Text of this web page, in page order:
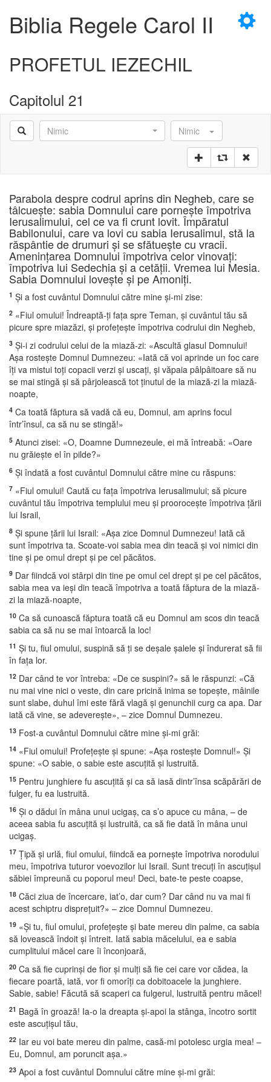
×
Biblia Regele Carol II
PROFETUL IEZECHIL
Capitolul 21
Nimic Nimic
Parabola despre codrul aprins din Negheb, care se
tâlcueşte: sabia Domnului care porneşte împotriva
Ierusalimului, cel ce va fi crunt lovit. Împăratul
Babilonului, care va lovi cu sabia Ierusalimul, stă la
răspântie de drumuri şi se sfătueşte cu vracii.
Ameninţarea Domnului împotriva celor vinovaţi:
împotriva lui Sedechia şi a cetăţii. Vremea lui Mesia.
Sabia Domnului loveşte şi pe Amoniţi.
1 Şi a fost cuvântul Domnului către mine şi-mi zise:
2 «Fiul omului! Îndreaptă-ţi faţa spre Teman, şi cuvântul tău să
picure spre miazăzi, şi profeţeşte împotriva codrului din Negheb,
3 Şi-i zi codrului celui de la miază-zi: «Ascultă glasul Domnului!
Aşa rosteşte Domnul Dumnezeu: «Iată că voi aprinde un foc care
îţi va mistui toţi copacii verzi şi uscaţi, şi văpaia pâlpâitoare să nu
se mai stingă şi să pârjolească tot ţinutul de la miază-zi la miază-
noapte,
4 Ca toată făptura să vadă că eu, Domnul, am aprins focul
într’însul, ca să nu se stingă!»
5 Atunci zisei: «O, Doamne Dumnezeule, ei mă întreabă: «Oare
nu grăieşte el în pilde?»
6 Şi îndată a fost cuvântul Domnului către mine cu răspuns:
7 «Fiul omului! Caută cu faţa împotriva Ierusalimului; să picure
cuvântul tău împotriva templului meu şi prooroceşte împotriva ţării
lui Israil,
8 Şi spune ţării lui Israil: «Aşa zice Domnul Dumnezeu! Iată că
sunt împotriva ta. Scoate-voi sabia mea din teacă şi voi nimici din
tine şi pe omul drept şi pe cel păcătos.
9 Dar fiindcă voi stârpi din tine pe omul cel drept şi pe cel păcătos,
sabia mea va ieşi din teacă împotriva a toată făptura de la miază-
zi la miază-noapte,
10 Ca să cunoască făptura toată că eu Domnul am scos din teacă
sabia ca să nu se mai întoarcă la loc!
11 Şi tu, fiul omului, suspină să ţi se deşale şalele şi îndurerat să fii
în faţa lor.
12 Dar când te vor întreba: «De ce suspini?» să le răspunzi: «Că
nu mai vine nici o veste, din care pricină inima se topeşte, mâinile
sunt slabe, duhul îmi este fără vlagă şi genunchii curg ca apa. Dar
iată că vine, se adevereşte», – zice Domnul Dumnezeu.
13 Fost-a cuvântul Domnului către mine şi-mi grăi:
14 «Fiul omului! Profeţeşte şi spune: «Aşa rosteşte Domnul!» Şi
spune: «O sabie, o sabie este ascuţită şi lustruită.
15 Pentru junghiere fu ascuţită şi ca să iasă dintr’însa scăpărări de
fulger, fu ea lustruită.
16 Şi o dădui în mâna unui ucigaş, ca s’o apuce cu mâna, – de
aceea sabia fu ascuţită şi lustruită, ca să fie dată în mâna unui
ucigaş.
17 Ţipă şi urlă, fiul omului, fiindcă ea porneşte împotriva norodului
meu, împotriva tuturor voevozilor lui Israil. Sunt trecuţi în ascuţişul
săbiei împreună cu poporul meu! Deci, bate-te peste coapse,
18 Căci ziua de încercare, iat’o, dar cum? Dar când nu va mai fi
acest schiptru dispreţuit?» – zice Domnul Dumnezeu.
19 «Şi tu, fiul omului, profeţeşte şi bate mereu din palme, ca sabia
să lovească îndoit şi întreit. Iată sabia măcelului, ea e sabia
cumplitului măcel care îi înconjoară,
20 Ca să fie cuprinşi de fior şi mulţi să fie cei care vor cădea, la
fiecare poartă, iată, vor fi omorîţi ca dobitoacele la junghiere.
Sabie, sabie! Făcută să scaperi ca fulgerul, lustruită pentru măcel!
21 Bagă în groază! Ia-o la dreapta şi-apoi la stânga, încotro sortit
este ascuţişul tău,
22 Iar eu voi bate mereu din palme, casă-mi potolesc urgia mea! –
Eu, Domnul, am poruncit aşa.»
23 Apoi a fost cuvântul Domnului către mine şi-mi grăi: